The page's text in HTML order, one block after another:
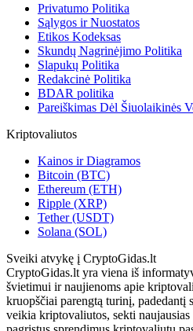
Privatumo Politika
Sąlygos ir Nuostatos
Etikos Kodeksas
Skundų Nagrinėjimo Politika
Slapukų Politika
Redakcinė Politika
BDAR politika
Pareiškimas Dėl Šiuolaikinės
Kriptovaliutos
Kainos ir Diagramos
Bitcoin (BTC)
Ethereum (ETH)
Ripple (XRP)
Tether (USDT)
Solana (SOL)
Sveiki atvykę į CryptoGidas.lt
CryptoGidas.lt yra viena iš
švietimui ir naujienoms apie
kruopščiai parengtą turinį, padedantį
veikia kriptovaliutos, sekti